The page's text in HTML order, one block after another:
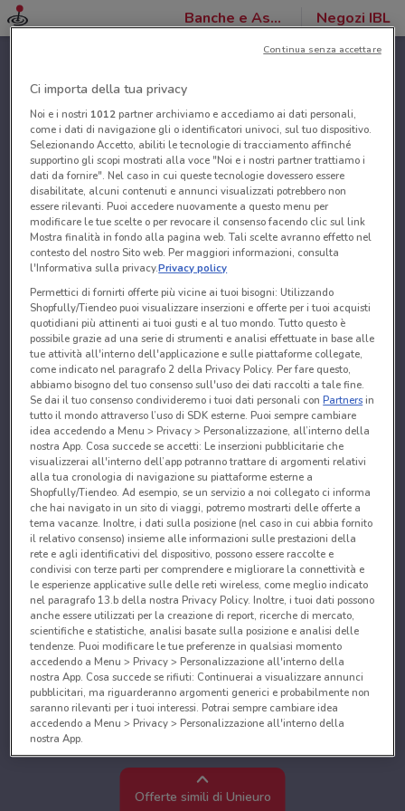
Banche e Assicurazioni Negozi IBL
Offerte simili di Unieuro
Ci importa della tua privacy
Noi e i nostri 1012partner archiviamo e accediamo ai dati personali,
come i dati di navigazione gli o identificatori univoci, sul tuo dispositivo.
Selezionando Accetto, abiliti le tecnologie di tracciamento affinché
supportino gli scopi mostrati alla voce "Noi e i nostri partner trattiamo i
dati da fornire". Nel caso in cui queste tecnologie dovessero essere
disabilitate, alcuni contenuti e annunci visualizzati potrebbero non
essere rilevanti. Puoi accedere nuovamente a questo menu per
modificare le tue scelte o per revocare il consenso facendo clic sul link
Mostra finalità in fondo alla pagina web. Tali scelte avranno effetto nel
contesto del nostro Sito web. Per maggiori informazioni, consulta
l'Informativa sulla privacy.Privacy policy
Permettici di fornirti offerte più vicine ai tuoi bisogni: Utilizzando
Shopfully/Tiendeo puoi visualizzare inserzioni e offerte per i tuoi acquisti
quotidiani più attinenti ai tuoi gusti e al tuo mondo. Tutto questo è
possibile grazie ad una serie di strumenti e analisi effettuate in base alle
tue attività all'interno dell'applicazione e sulle piattaforme collegate,
come indicato nel paragrafo 2 della Privacy Policy. Per fare questo,
abbiamo bisogno del tuo consenso sull'uso dei dati raccolti a tale fine.
Se dai il tuo consenso condivideremo i tuoi dati personali conPartnersin
tutto il mondo attraverso l’uso di SDK esterne. Puoi sempre cambiare
idea accedendo a Menu > Privacy > Personalizzazione, all’interno della
nostra App. Cosa succede se accetti: Le inserzioni pubblicitarie che
visualizzerai all'interno dell’app potranno trattare di argomenti relativi
alla tua cronologia di navigazione su piattaforme esterne a
Shopfully/Tiendeo. Ad esempio, se un servizio a noi collegato ci informa
che hai navigato in un sito di viaggi, potremo mostrarti delle offerte a
tema vacanze. Inoltre, i dati sulla posizione (nel caso in cui abbia fornito
il relativo consenso) insieme alle informazioni sulle prestazioni della
rete e agli identificativi del dispositivo, possono essere raccolte e
condivisi con terze parti per comprendere e migliorare la connettività e
le esperienze applicative sulle delle reti wireless, come meglio indicato
nel paragrafo 13.b della nostra Privacy Policy. Inoltre, i tuoi dati possono
anche essere utilizzati per la creazione di report, ricerche di mercato,
scientifiche e statistiche, analisi basate sulla posizione e analisi delle
tendenze. Puoi modificare le tue preferenze in qualsiasi momento
accedendo a Menu > Privacy > Personalizzazione all'interno della
nostra App. Cosa succede se rifiuti: Continuerai a visualizzare annunci
pubblicitari, ma riguarderanno argomenti generici e probabilmente non
saranno rilevanti per i tuoi interessi. Potrai sempre cambiare idea
accedendo a Menu > Privacy > Personalizzazione all'interno della
nostra App.
Noi e i nostri partner trattiamo i dati per fornire:
Utilizzare dati di geolocalizzazione precisi. Scansione attiva delle
caratteristiche del dispositivo ai fini dell’identificazione. Archiviare
Continua senza accettare